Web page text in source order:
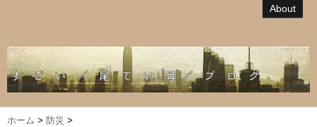
About
ホーム > 防災 >